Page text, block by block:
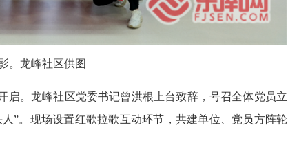
。 龙峰社区供图
启。龙峰社区党委书记曾洪根上台致辞，号召全体党员立
”。现场设置红歌拉歌互动环节，共建单位、党员方阵轮